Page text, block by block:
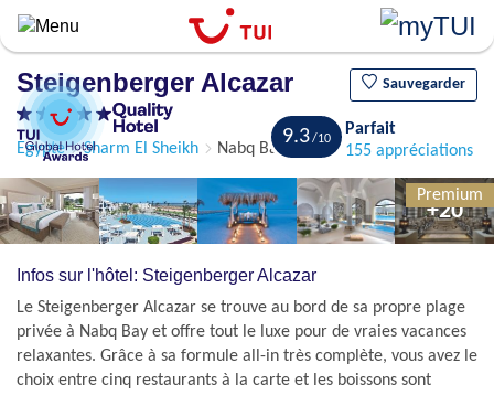
Aller
au
principal
Steigenberger Alcazar Sauvegarder
Egypte Sharm El Sheikh Nabq Bay
Premium
9.3
Parfait
155 appréciations
+20
Infos sur l'hôtel: Steigenberger Alcazar
Le Steigenberger Alcazar se trouve au bord de sa propre plage
privée à Nabq Bay et offre tout le luxe pour de vraies vacances
relaxantes. Grâce à sa formule all-in très complète, vous avez le
choix entre cinq restaurants à la carte et les boissons sont